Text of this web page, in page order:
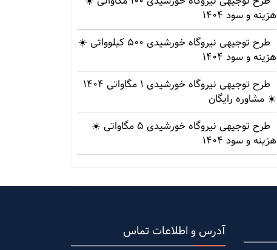
هزینه‌ و سود 1404
طرح توجیهی نیروگاه خورشیدی 500 کیلوواتی ☀️
هزینه‌ و سود 1404
طرح توجیهی نیروگاه خورشیدی 1 مگاواتی 1404
☀️ مشاوره رایگان
طرح توجیهی نیروگاه خورشیدی 5 مگاواتی ☀️
هزینه‌ و سود 1404
آدرس و اطلاعات تماس